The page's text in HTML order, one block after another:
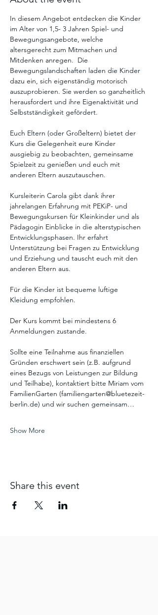
In diesem Angebot entdecken die Kinder
im Alter von 1,5- 3 Jahren Spiel- und
Bewegungsangebote, welche
altersgerecht zum Mitmachen und
Mitdenken anregen.  Die
Bewegungslandschaften laden die Kinder
dazu ein, sich eigenständig motorisch
auszuprobieren. Sie werden so ganzheitlich
herausfordert und ihre Eigenaktivität und
Selbstständigkeit gefördert.
Euch Eltern (oder Großeltern) bietet der
Kurs die Gelegenheit eure Kinder
ausgiebig zu beobachten, gemeinsame
Spielzeit zu genießen und euch mit
anderen Eltern auszutauschen.
Kursleiterin Carola gibt dank ihrer
jahrelangen Erfahrung mit PEKiP- und
Bewegungskursen für Kleinkinder und als
Pädagogin Einblicke in die alterstypischen
Entwicklungsphasen. Ihr erfahrt
Unterstützung bei Fragen zu Entwicklung
und Erziehung und tauscht euch mit den
anderen Eltern aus.
Für die Kinder ist bequeme luftige
Kleidung empfohlen.
Der Kurs kommt bei mindestens 6
Anmeldungen zustande.
Sollte eine Teilnahme aus finanziellen
Gründen erschwert sein (z.B. aufgrund
eines Bezugs von Leistungen zur Bildung
und Teilhabe), kontaktiert bitte Miriam vom
FamilienGarten (familiengarten@bluetezeit-
berlin.de) und wir suchen gemeinsam…
Show More
Share this event